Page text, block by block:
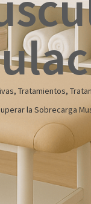
, Tratamientos,
la Sobrecarga